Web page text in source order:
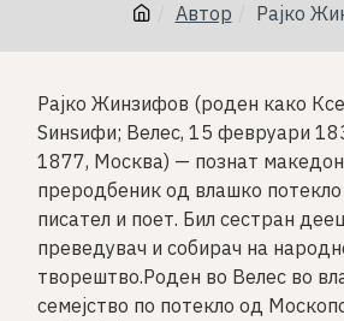
Автор Рајко
Рајко Жинзифов (роден како
Ѕинѕифи; Велес, 15 февруари
1877, Москва) — познат
преродбеник од влашко
писател и поет. Бил сестран
преведувач и собирач на
творештво.Роден во Велес во
семејство по потекло од